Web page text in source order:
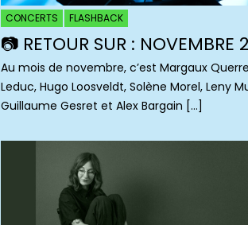
CONCERTS FLASHBACK
📷 RETOUR SUR : NOVEMBRE
Au mois de novembre, c’est Margaux
Leduc, Hugo Loosveldt, Solène Morel, Leny
Guillaume Gesret et Alex Bargain […]